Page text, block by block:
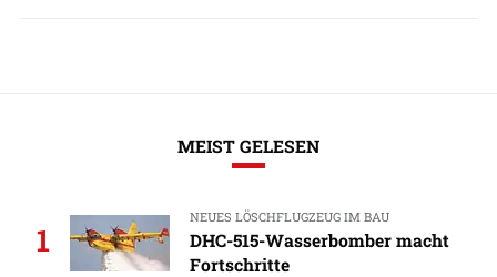
MEIST GELESEN
1
NEUES LÖSCHFLUGZEUG IM BAU
DHC-515-Wasserbomber macht
Fortschritte